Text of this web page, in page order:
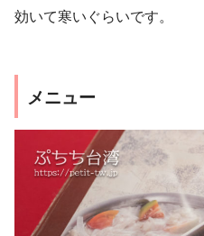
効いて寒いぐらいです。
メニュー